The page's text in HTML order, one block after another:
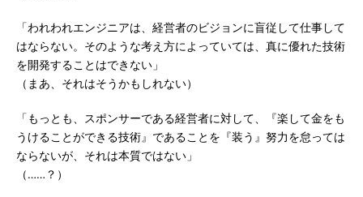
「われわれエンジニアは、経営者のビジョンに盲従して仕事して
はならない。そのような考え方によっていては、真に優れた技術
を開発することはできない」
（まあ、それはそうかもしれない）
「もっとも、スポンサーである経営者に対して、『楽して金をも
うけることができる技術』であることを『装う』努力を怠っては
ならないが、それは本質ではない」
（……？）